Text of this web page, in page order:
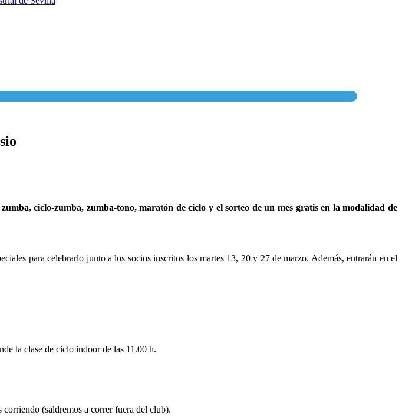
ciclo-zumba, zumba-tono, maratón de ciclo y el sorteo de un mes gratis en la modalidad de
para celebrarlo junto a los socios inscritos los martes 13, 20 y 27 de marzo. Además, entrarán en el
la clase de ciclo indoor de las 11.00 h.
(saldremos a correr fuera del club).